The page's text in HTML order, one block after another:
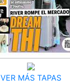
VER MÁS TAPAS